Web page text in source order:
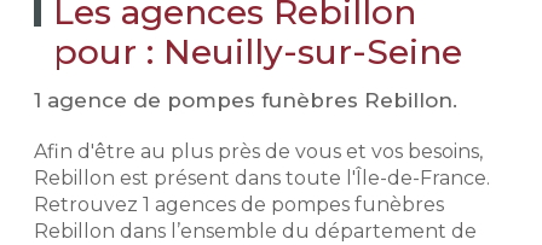
Les agences Rebillon
pour : Neuilly-sur-Seine
1 agence de pompes funèbres Rebillon.
Afin d'être au plus près de vous et vos besoins,
Rebillon est présent dans toute l'Île-de-France.
Retrouvez 1 agences de pompes funèbres
Rebillon dans l’ensemble du département de